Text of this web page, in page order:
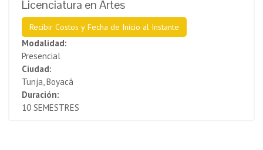
Licenciatura en Artes
Recibir Costos y Fecha de Inicio al Instante
Modalidad:
Presencial
Ciudad:
Tunja, Boyacá
Duración:
10 SEMESTRES